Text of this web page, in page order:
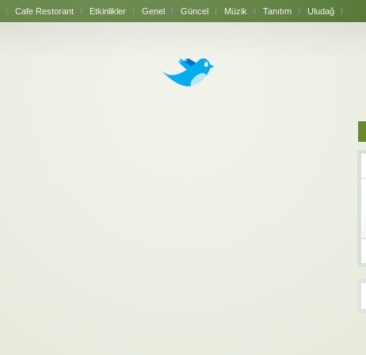
Cafe Restorant Etkinlikler Genel Güncel Müzik Tanıtım Uludağ